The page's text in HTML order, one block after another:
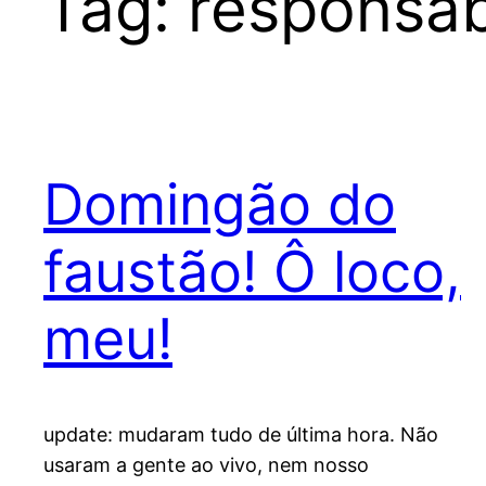
Domingão do
faustão! Ô loco,
meu!
update: mudaram tudo de última hora. Não
usaram a gente ao vivo, nem nosso